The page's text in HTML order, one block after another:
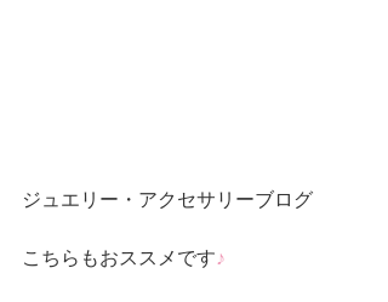
ジュエリー・アクセサリーブログ
こちらもおススメです♪